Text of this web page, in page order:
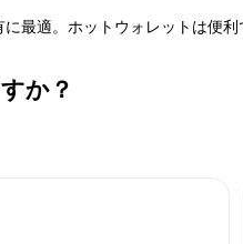
最適。ホットウォレットは便
か？